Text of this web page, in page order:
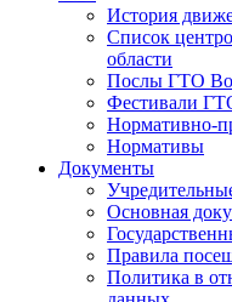
История
Список
области
Послы ГТО
Фестивали
Нормативно-
Нормативы
Документы
Основная
Правила
Политика в